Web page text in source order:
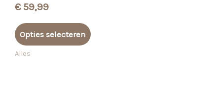
€59,99
Opties selecteren product
Alles